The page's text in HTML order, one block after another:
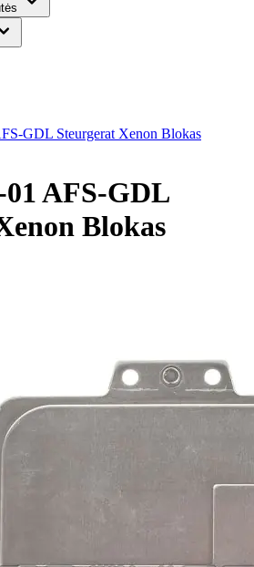
GDL Steurgerat Xenon Blokas
01 AFS-GDL
Blokas